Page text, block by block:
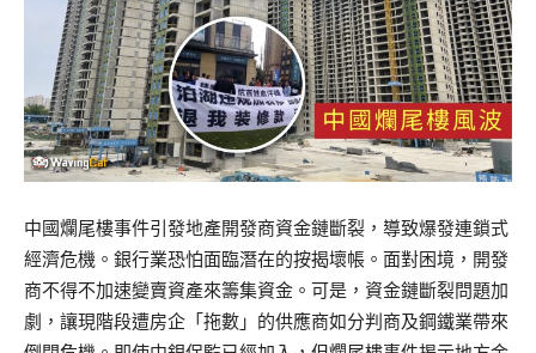
中國爛尾樓事件引發地產開發商資金鏈斷裂，導致爆發連鎖式
經濟危機。銀行業恐怕面臨潛在的按揭壞帳。面對困境，開發
商不得不加速變賣資產來籌集資金。可是，資金鏈斷裂問題加
劇，讓現階段遭房企「拖數」的供應商如分判商及鋼鐵業帶來